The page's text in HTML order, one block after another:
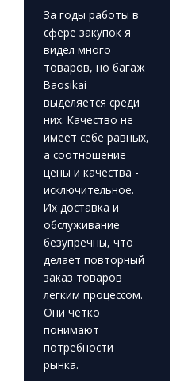
За годы работы в
сфере закупок я
видел много
товаров, но багаж
Baosikai
выделяется среди
них. Качество не
имеет себе равных,
а соотношение
цены и качества -
исключительное.
Их доставка и
обслуживание
безупречны, что
делает повторный
заказ товаров
легким процессом.
Они четко
понимают
потребности
рынка.